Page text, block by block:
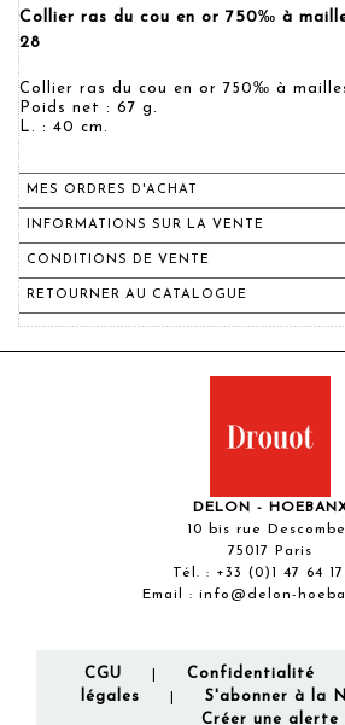
Collier ras du cou en or 750‰ à
28
Collier ras du cou en or 750‰ à
Poids net : 67 g.
L. : 40 cm.
MES ORDRES D'ACHAT
INFORMATIONS SUR LA VENTE
CONDITIONS DE VENTE
RETOURNER AU CATALOGUE
DELON -
10 bis rue
75017 Paris
Tél. : +33 (0)1 47 64
Email : info@delon-
CGU Confidentialité
légales
S'abonner à la
Créer une alerte